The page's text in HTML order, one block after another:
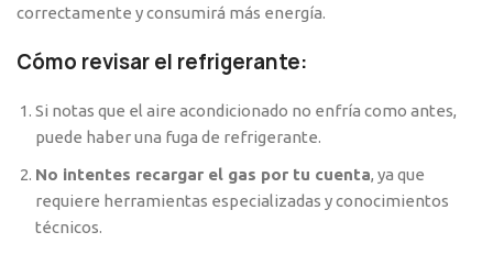
correctamente y consumirá más energía.
Cómo revisar el refrigerante:
Si notas que el aire acondicionado no enfría como antes,
puede haber una fuga de refrigerante.
No intentes recargar el gas por tu cuenta, ya que
requiere herramientas especializadas y conocimientos
técnicos.